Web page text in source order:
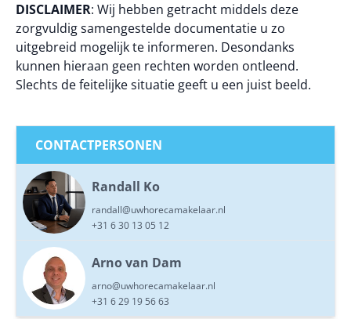
DISCLAIMER: Wij hebben getracht middels deze
zorgvuldig samengestelde documentatie u zo
uitgebreid mogelijk te informeren. Desondanks
kunnen hieraan geen rechten worden ontleend.
Slechts de feitelijke situatie geeft u een juist beeld.
CONTACTPERSONEN
Randall Ko
randall@uwhorecamakelaar.nl
+31 6 30 13 05 12
Arno van Dam
arno@uwhorecamakelaar.nl
+31 6 29 19 56 63